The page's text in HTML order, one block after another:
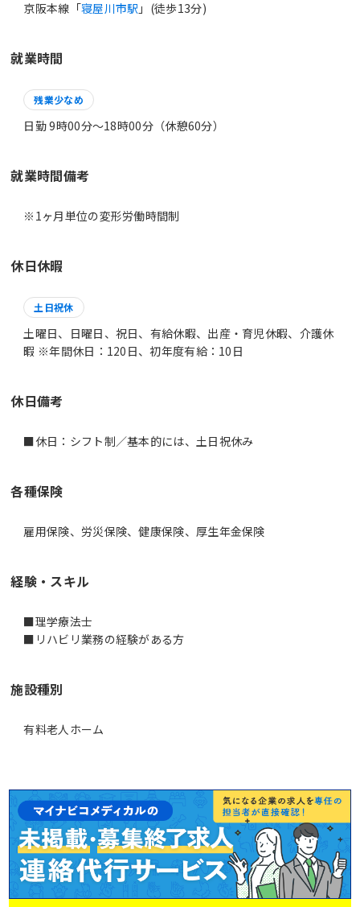
京阪本線「寝屋川市駅 」(徒歩13分)
就業時間
残業少なめ
日勤 9時00分〜18時00分（休憩60分）
就業時間備考
休日休暇
土日祝休
土曜日、日曜日、祝日、有給休暇、出産・育児休暇、介護休
暇 ※年間休日：120日、初年度有給：10日
休日備考
■休日：シフト制／基本的には、土日祝休み
各種保険
雇用保険、労災保険、健康保険、厚生年金保険
経験・スキル
■理学療法士
■リハビリ業務の経験がある方
施設種別
有料老人ホーム